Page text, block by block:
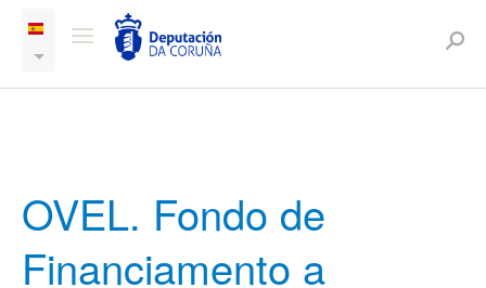
OVEL. Fondo de
Financiamento a